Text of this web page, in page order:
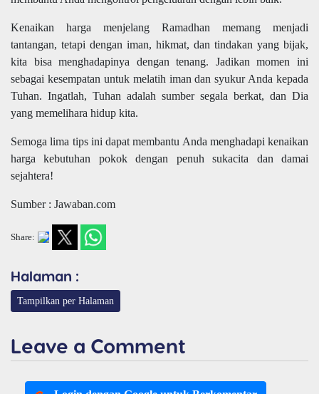
Kenaikan harga menjelang Ramadhan memang menjadi
tantangan, tetapi dengan iman, hikmat, dan tindakan yang bijak,
kita bisa menghadapinya dengan tenang. Jadikan momen ini
sebagai kesempatan untuk melatih iman dan syukur Anda kepada
Tuhan. Ingatlah, Tuhan adalah sumber segala berkat, dan Dia
yang memelihara hidup kita.
Semoga lima tips ini dapat membantu Anda menghadapi kenaikan
harga kebutuhan pokok dengan penuh sukacita dan damai
sejahtera!
Sumber : Jawaban.com
Share:
Halaman :
Tampilkan per Halaman
Leave a Comment